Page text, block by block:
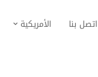
اتصل بنا الأمريكية